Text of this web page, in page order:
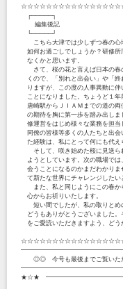
┌─────┐
編集後記
└─────┘
こちら大津では少しずつ春の心
如何お過ごしでしょうか？研修
なくかと思います。
さて、桜の花と言えば日本の春
くので、「別れと出会い」や「
りますが、この度の人事異動に
ことになりました。ちょうど１年
唐崎駅からＪＩＡＭまでの道の
の期待を胸に第一歩を踏み出し
修運営をはじめ様々な業務を担
同僚の皆様等多くの人たちと出
た経験は、私にとって何にも代え
そして、咲き始めた桜に見送ら
ようとしています。次の職場で
会うことになるのかまだわかり
て新たな世界にチャレンジしたい
また、私と同じようにこの春か
心からお祈りいたします。
短い間でしたが、私の取りとめ
どうもありがとうございました
をご愛読いただきますよう、ど
◎◎ 今号も最後までご覧いた
★☆★